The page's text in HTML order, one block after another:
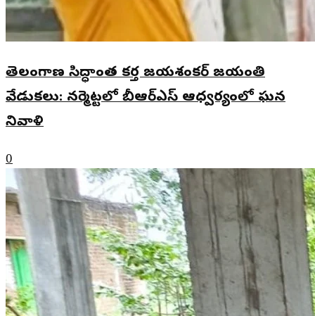
తెలంగాణ సిద్ధాంత కర్త జయశంకర్ జయంతి
వేడుకలు: నర్మెట్టలో బీఆర్ఎస్ ఆధ్వర్యంలో ఘన
నివాళి
0